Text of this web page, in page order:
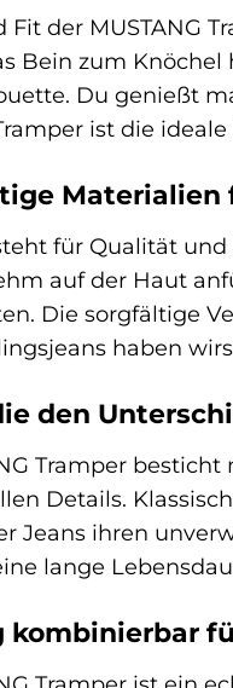
Fit der MUSTANG
Bein zum
Du genießt
ist die
Materialien
für Qualität
auf der Haut
Die sorgfältige
haben
den
Tramper
Details.
Jeans ihren
lange
kombinierbar